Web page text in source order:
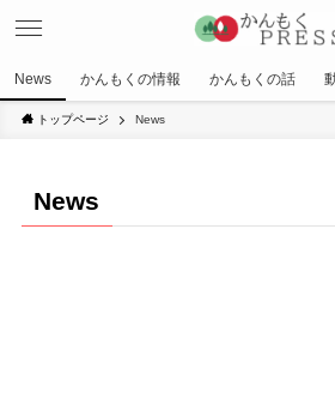
News かんもくの情報 かんもくの話
トップページ News
News